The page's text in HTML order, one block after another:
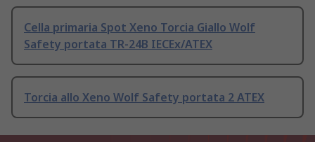
Cella primaria Spot Xeno Torcia Giallo Wolf
Safety portata TR-24B IECEx/ATEX
Torcia allo Xeno Wolf Safety portata 2 ATEX